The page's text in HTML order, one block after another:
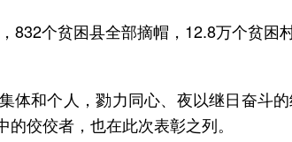
832个贫困县全部摘帽，12.8万个贫
体和个人，勠力同心、夜以继日奋斗
佼佼者，也在此次表彰之列。